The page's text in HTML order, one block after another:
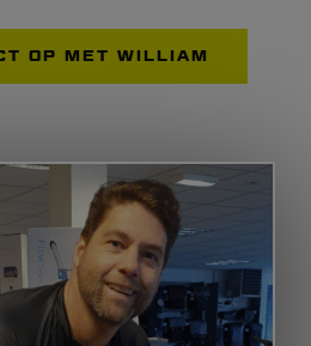
OP MET WILLIAM